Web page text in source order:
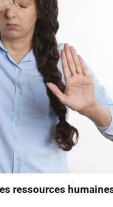
ressources